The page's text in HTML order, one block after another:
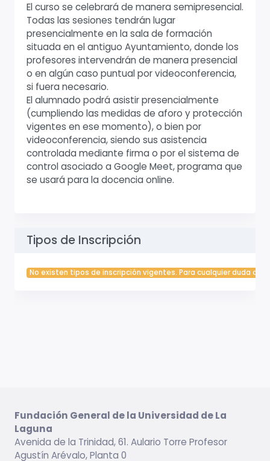
El curso se celebrará de manera semipresencial.
Todas las sesiones tendrán lugar
presencialmente en la sala de formación
situada en el antiguo Ayuntamiento, donde los
profesores intervendrán de manera presencial
o en algún caso puntual por videoconferencia,
si fuera necesario.
El alumnado podrá asistir presencialmente
(cumpliendo las medidas de aforo y protección
vigentes en ese momento), o bien por
videoconferencia, siendo sus asistencia
controlada mediante firma o por el sistema de
control asociado a Google Meet, programa que
se usará para la docencia online.
Tipos de Inscripción
No existen tipos de inscripción vigentes. Para cualquier duda
Fundación General de la Universidad de La
Laguna
Avenida de la Trinidad, 61. Aulario Torre Profesor
Agustín Arévalo, Planta 0